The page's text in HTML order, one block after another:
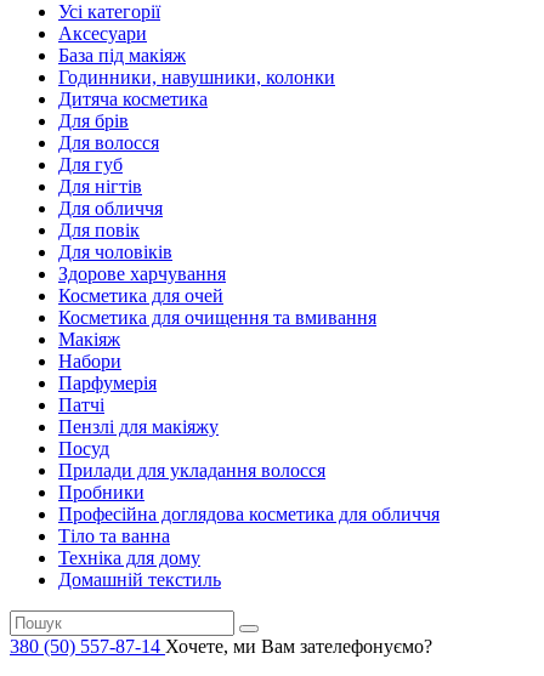
Усі категорії
Аксесуари
База під макіяж
Годинники, навушники, колонки
Дитяча косметика
Для брів
Для волосся
Для губ
Для нігтів
Для обличчя
Для повік
Для чоловіків
Здорове харчування
Косметика для очей
Косметика для очищення та вмивання
Макіяж
Набори
Парфумерія
Патчі
Пензлі для макіяжу
Посуд
Прилади для укладання волосся
Пробники
Професійна доглядова косметика для обличчя
Тіло та ванна
Техніка для дому
Домашній текстиль
380 (50) 557-87-14 Хочете, ми Вам зателефонуємо?